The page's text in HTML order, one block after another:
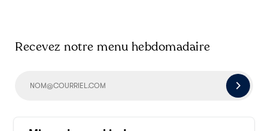
Recevez notre menu hebdomadaire